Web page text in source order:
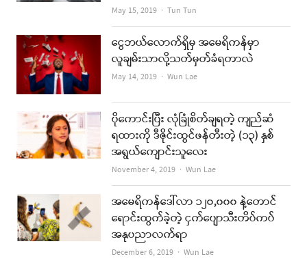
May 15, 2019 Author
Tun Tun
ငွေဘယ်လောက်ရှိမှ အမေရိကန်မှာ
လူချမ်းသာလို့သတ်မှတ်ခံရတာလဲ
May 14, 2019 Author
Wun Lae
ပိုကောင်းပြီး လုံခြုံစိတ်ချရတဲ့ ကျည်ဆံ
ရထားကို ဒီဇိုင်းထွင်ဖန်တီးတဲ့ (၁၃) နှစ်
အရွယ်ကျောင်းသူလေး
November 4, 2019 Author
Wun Lae
အမေရိကန်ဒေါ်လာ ၁၂၀,၀၀၀ နဲ့တောင်
ရောင်းထွက်ခဲ့တဲ့ ငှက်ပျောသီးတိပ်ကပ်
အနုပညာလက်ရာ
December 6, 2019 Author
Wun Lae